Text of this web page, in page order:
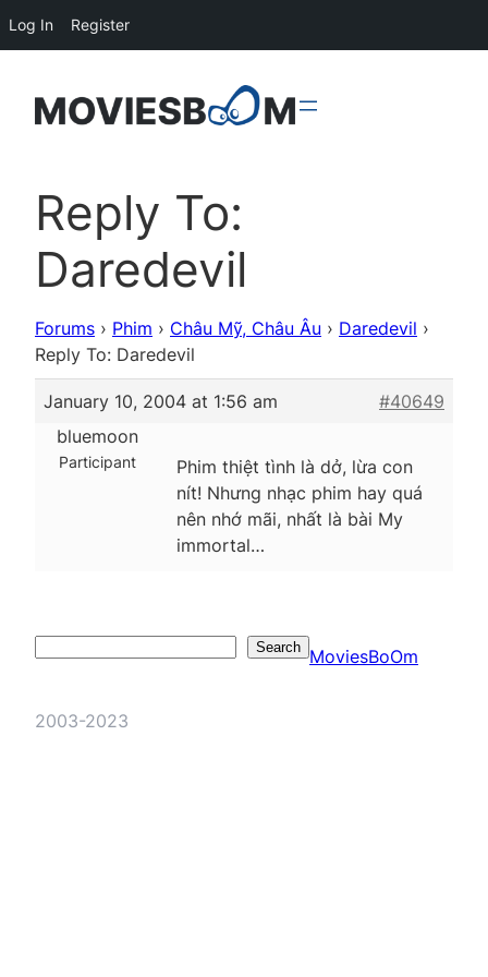
Reply To:
Daredevil
Forums › Phim › Châu Mỹ, Châu Âu › Daredevil ›
Reply To: Daredevil
January 10, 2004 at 1:56 am
#40649
bluemoon
Participant
Phim thiệt tình là dở, lừa con
nít! Nhưng nhạc phim hay quá
nên nhớ mãi, nhất là bài My
immortal…
Search MoviesBoOm
2003-2023
Log In Register